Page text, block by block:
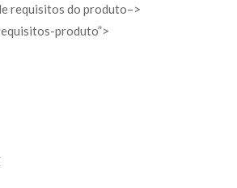
requisitos do produto–>
produto”>